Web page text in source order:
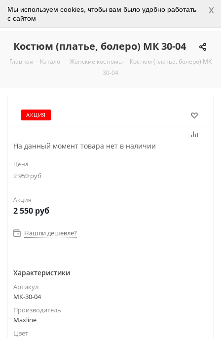
Мы используем cookies, чтобы вам было удобно работать
с сайтом
x
0
Костюм (платье, болеро) МК 30-04
Главная - Каталог - Женские костюмы - Костюм (платье, болеро) МК
30-04
АКЦИЯ
На данный момент товара нет в наличии
Цена
2 950руб
Акция
2 550 руб
Нашли дешевле?
Характеристики
Артикул
МК-30-04
Производитель
Maxline
Цвет